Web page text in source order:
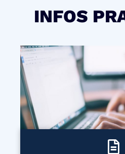
INFOS